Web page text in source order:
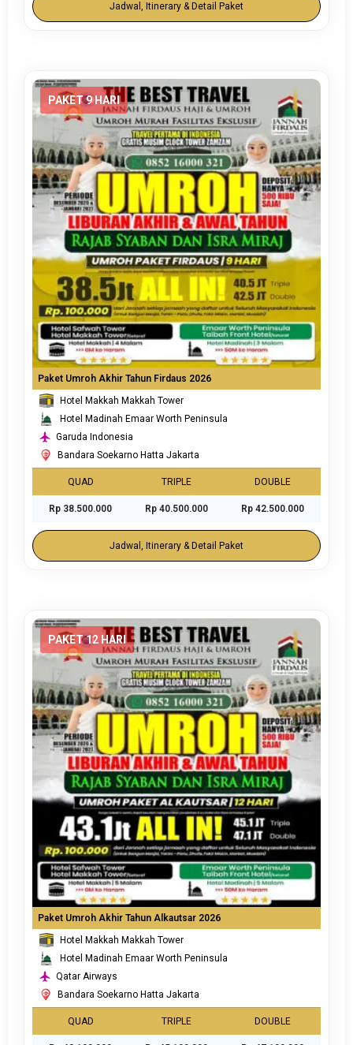
Jadwal, Itinerary & Detail Paket
PAKET 9 HARI
Paket Umroh Akhir Tahun Firdaus 2026
Hotel Makkah Makkah Tower
Hotel Madinah Emaar Worth Peninsula
Garuda Indonesia
Bandara Soekarno Hatta Jakarta
QUAD TRIPLE DOUBLE
Rp 38.500.000 Rp 40.500.000 Rp 42.500.000
Jadwal, Itinerary & Detail Paket
PAKET 12 HARI
Paket Umroh Akhir Tahun Alkautsar 2026
Hotel Makkah Makkah Tower
Hotel Madinah Emaar Worth Peninsula
Qatar Airways
Bandara Soekarno Hatta Jakarta
QUAD TRIPLE DOUBLE